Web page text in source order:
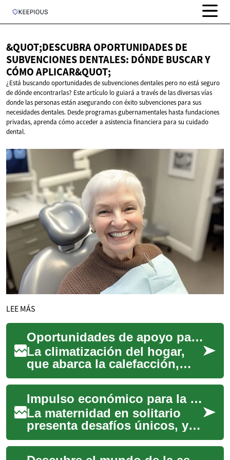
&QUOT;DESCUBRA OPORTUNIDADES DE
SUBVENCIONES DENTALES: DÓNDE BUSCAR Y
CÓMO APLICAR&QUOT;
¿Está buscando oportunidades de subvenciones dentales pero no está seguro
de dónde encontrarlas? Este artículo lo guiará a través de las diversas vías
donde las personas están asegurando con éxito subvenciones para sus
necesidades dentales. Desde programas gubernamentales hasta fundaciones
privadas, aprenda cómo acceder a asistencia financiera para su cuidado
dental.
LEE MÁS
Oportunidades de apoyo para climatización doméstica
La climatización del hogar,
que abarca la calefacción,
ventilación y aire
acondicionado (HVAC), es
fundamental para e...
Impulso económico para la maternidad en solitario
La maternidad en solitario
presenta desafíos únicos, y el
aspecto financiero es a
menudo uno de los más